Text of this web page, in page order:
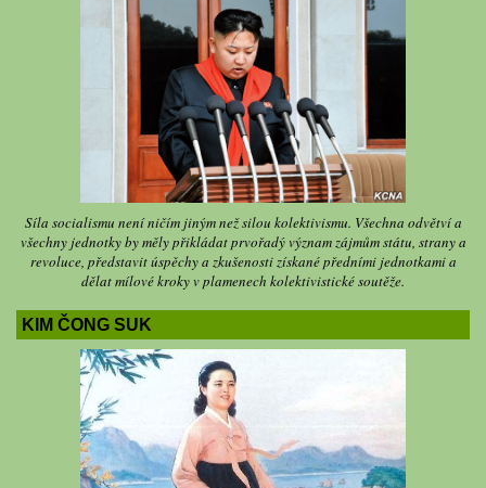
Síla socialismu není ničím jiným než silou kolektivismu. Všechna odvětví a
všechny jednotky by měly přikládat prvořadý význam zájmům státu, strany a
revoluce, představit úspěchy a zkušenosti získané předními jednotkami a
dělat mílové kroky v plamenech kolektivistické soutěže.
KIM ČONG SUK